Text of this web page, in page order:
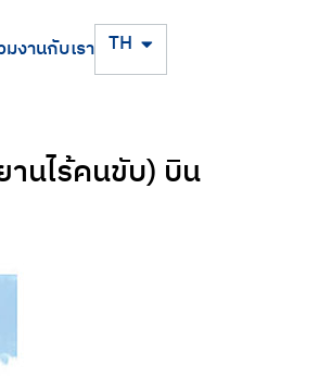
มงานกับเรา TH
EN
นไร้คนขับ) บิน